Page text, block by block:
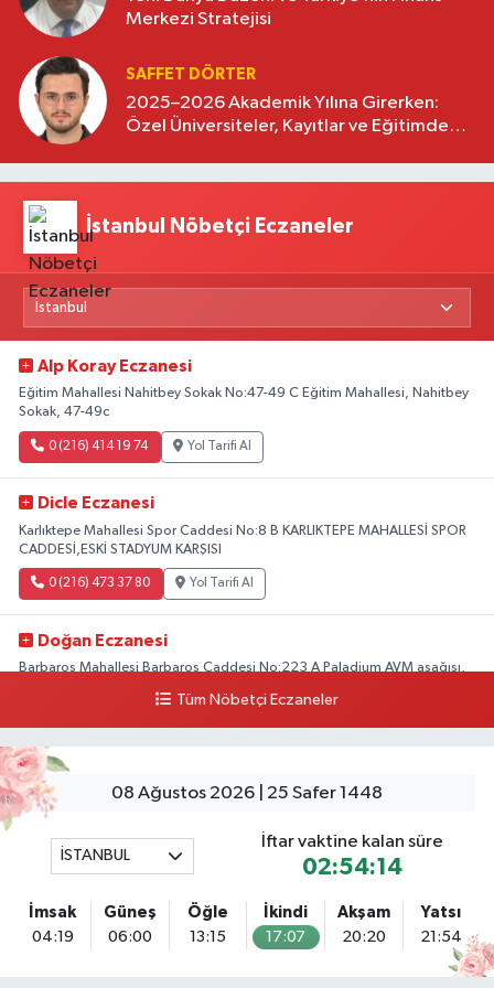
Merkezi Stratejisi
SAFFET DÖRTER
2025–2026 Akademik Yılına Girerken:
Özel Üniversiteler, Kayıtlar ve Eğitimde
İstanbul Nöbetçi Eczaneler
Alp Koray Eczanesi
Eğitim Mahallesi Nahitbey Sokak No:47-49 C Eğitim Mahallesi, Nahitbey
Sokak, 47-49c
0 (216) 414 19 74 Yol Tarifi Al
Dicle Eczanesi
Karlıktepe Mahallesi Spor Caddesi No:8 B KARLIKTEPE MAHALLESİ SPOR
CADDESİ,ESKİ STADYUM KARŞISI
0 (216) 473 37 80 Yol Tarifi Al
Doğan Eczanesi
Barbaros Mahallesi Barbaros Caddesi No:223 A Paladium AVM aşağısı,
Mali Eczanesi
Merkez Mahallesi Tüloğlu Sokak No:4 A REŞİTPAŞACADDESİ QNB BANK
0 (532) 711 72 17
Boğaziçi Eczanesi
Mimar Sinan Mahallesi Dr. Fahri Atabey Caddesi No:19 A Üsküdar
Tüm Nöbetçi Eczaneler
08 Ağustos 2026 | 25 Safer 1448
İSTANBUL
İftar vaktine kalan süre
02:54:13
İmsak
04:19
Güneş
06:00
Öğle
13:15
İkindi
17:07
Akşam
20:20
Yatsı
21:54